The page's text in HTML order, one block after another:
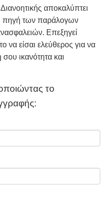
αποκαλύπτει
πηγή των παράλογων
Επεξηγεί
να είσαι ελεύθερος για να
σου ικανότητα και
το